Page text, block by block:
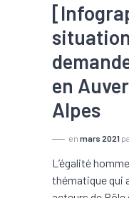
en
Alpes
en mars 2021
L’égalité
thématique qui